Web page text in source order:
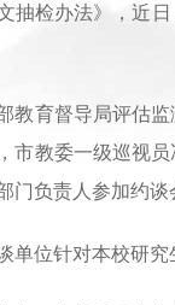
抽检办法》，近
育督导局评估监
市教委一级巡视
门负责人参加约谈
位针对本校研究生